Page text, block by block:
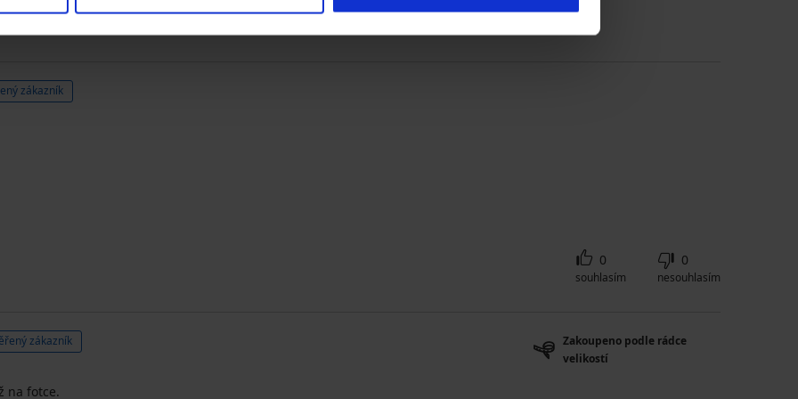
zákazník
0
souhlasím
0
nesouhlasím
zákazník
Zakoupeno podle rádce
velikostí
na fotce.